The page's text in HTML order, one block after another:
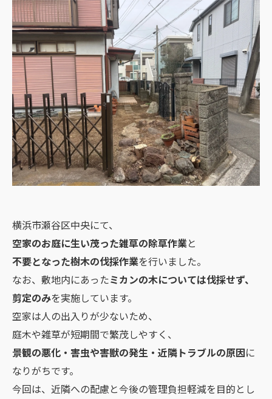
横浜市瀬谷区中央にて、
空家のお庭に生い茂った雑草の除草作業と
不要となった樹木の伐採作業を行いました。
なお、敷地内にあったミカンの木については伐採せず、
剪定のみを実施しています。
空家は人の出入りが少ないため、
庭木や雑草が短期間で繁茂しやすく、
景観の悪化・害虫や害獣の発生・近隣トラブルの原因に
なりがちです。
今回は、近隣への配慮と今後の管理負担軽減を目的とし